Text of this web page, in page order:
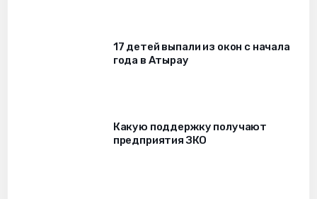
17 детей выпали из окон c начала
года в Атырау
Какую поддержку получают
предприятия ЗКО